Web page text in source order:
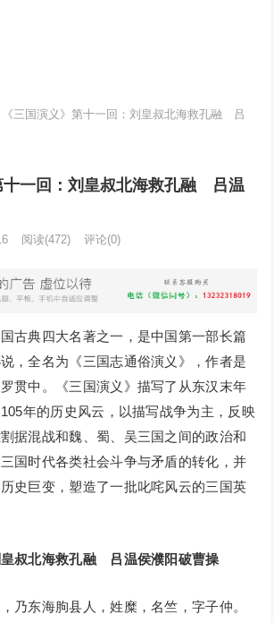
《三国演义》第十一回：刘皇叔北海救孔融 吕
十一回：刘皇叔北海救孔融 吕温
阅读(472) 评论(0)
国古典四大名著之一，是中国第一部长篇
，全名为《三国志通俗演义》，作者是
贯中。《三国演义》描写了从东汉末年
年的历史风云，以描写战争为主，反映
据混战和魏、蜀、吴三国之间的政治和
国时代各类社会斗争与矛盾的转化，并
史巨变，塑造了一批叱咤风云的三国英
叔北海救孔融 吕温侯濮阳破曹操
东海朐县人，姓糜，名竺，字子仲。